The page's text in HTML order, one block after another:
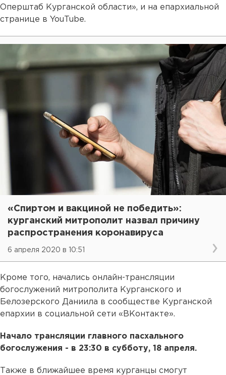
Оперштаб Курганской области», и на епархиальной
странице в YouTube.
«Спиртом и вакциной не победить»:
курганский митрополит назвал причину
распространения коронавируса
6 апреля 2020 в 10:51
Кроме того, начались онлайн-трансляции
богослужений митрополита Курганского и
Белозерского Даниила в сообществе Курганской
епархии в социальной сети «ВКонтакте».
Начало трансляции главного пасхального
богослужения - в 23:30 в субботу, 18 апреля.
Также в ближайшее время курганцы смогут